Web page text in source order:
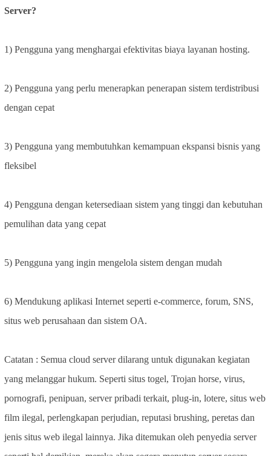
Server?
1) Pengguna yang menghargai efektivitas biaya layanan hosting.
2) Pengguna yang perlu menerapkan penerapan sistem terdistribusi
dengan cepat
3) Pengguna yang membutuhkan kemampuan ekspansi bisnis yang
fleksibel
4) Pengguna dengan ketersediaan sistem yang tinggi dan kebutuhan
pemulihan data yang cepat
5) Pengguna yang ingin mengelola sistem dengan mudah
6) Mendukung aplikasi Internet seperti e-commerce, forum, SNS,
situs web perusahaan dan sistem OA.
Catatan : Semua cloud server dilarang untuk digunakan kegiatan
yang melanggar hukum. Seperti situs togel, Trojan horse, virus,
pornografi, penipuan, server pribadi terkait, plug-in, lotere, situs web
film ilegal, perlengkapan perjudian, reputasi brushing, peretas dan
jenis situs web ilegal lainnya. Jika ditemukan oleh penyedia server